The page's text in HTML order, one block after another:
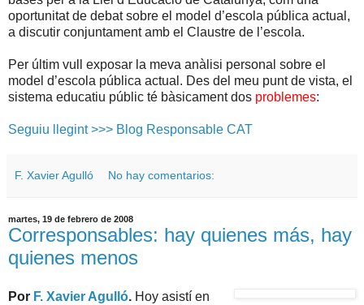
oportunitat de debat sobre el model d’escola pública actual,
a discutir conjuntament amb el Claustre de l’escola.
Per últim vull exposar la meva anàlisi personal sobre el
model d’escola pública actual. Des del meu punt de vista, el
sistema educatiu públic té bàsicament dos problemes:
Seguiu llegint >>> Blog Responsable CAT
F. Xavier Agulló No hay comentarios:
martes, 19 de febrero de 2008
Corresponsables: hay quienes más, hay
quienes menos
Por F. Xavier Agulló. Hoy asistí en